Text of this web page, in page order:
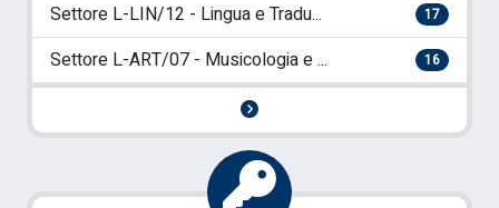
Settore L-LIN/12 - Lingua e Tradu... 17
Settore L-ART/07 - Musicologia e ... 16